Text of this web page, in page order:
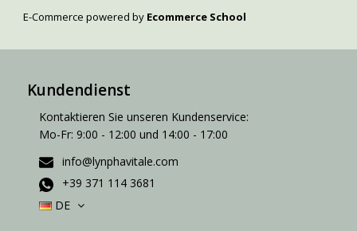
E-Commerce powered by Ecommerce School
Kundendienst
Kontaktieren Sie unseren Kundenservice:
Mo-Fr: 9:00 - 12:00 und 14:00 - 17:00
info@lynphavitale.com
+39 371 114 3681
DE